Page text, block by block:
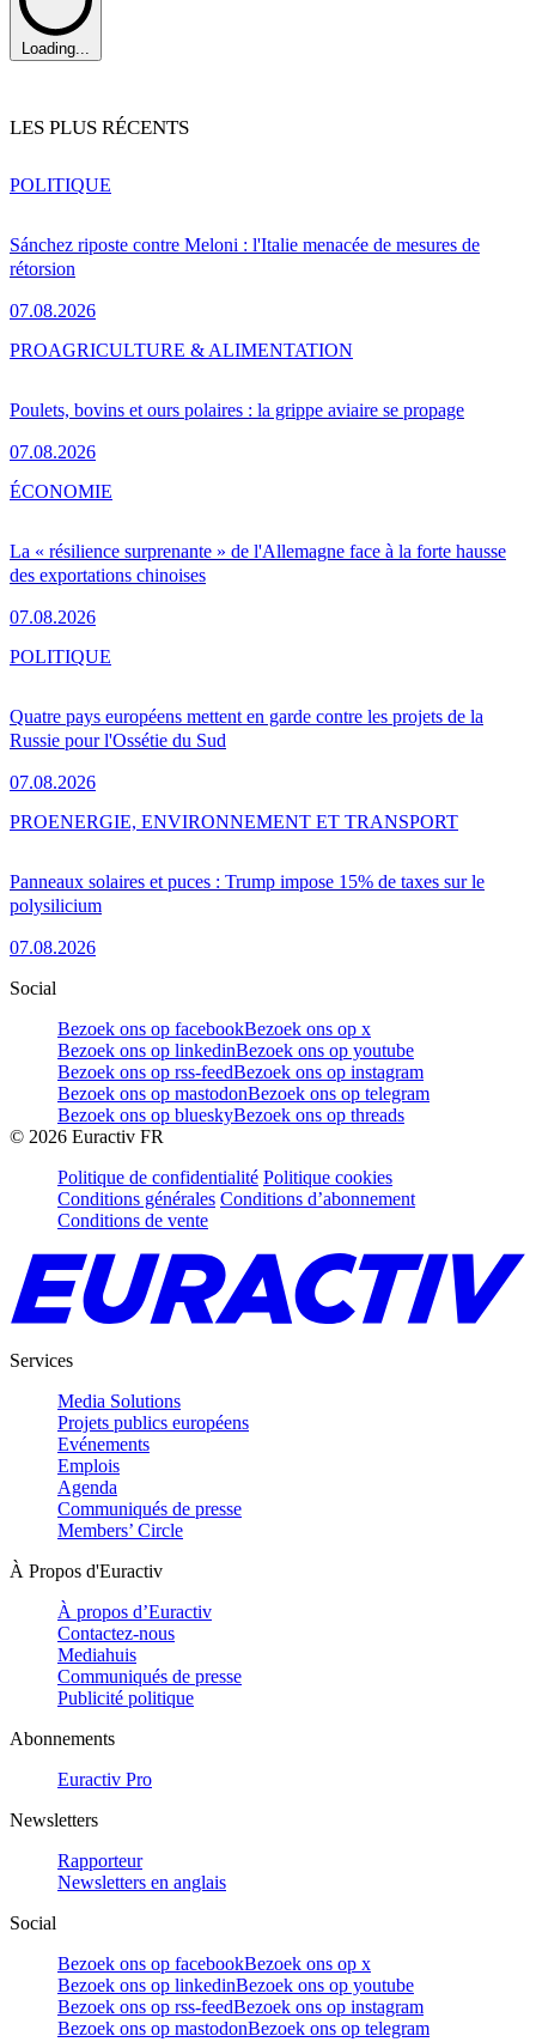
Loading...
LES PLUS RÉCENTS
Sánchez riposte contre Meloni : l'Italie menacée de mesures de
rétorsion
07.08.2026
POLITIQUE
Poulets, bovins et ours polaires : la grippe aviaire se propage
07.08.2026
PROAGRICULTURE & ALIMENTATION
La « résilience surprenante » de l'Allemagne face à la forte hausse
des exportations chinoises
07.08.2026
ÉCONOMIE
Quatre pays européens mettent en garde contre les projets de la
Russie pour l'Ossétie du Sud
07.08.2026
POLITIQUE
Panneaux solaires et puces : Trump impose 15% de taxes sur le
polysilicium
07.08.2026
PROENERGIE, ENVIRONNEMENT ET TRANSPORT
Social
Bezoek ons op facebookBezoek ons op x
Bezoek ons op linkedinBezoek ons op youtube
Bezoek ons op rss-feedBezoek ons op instagram
Bezoek ons op mastodonBezoek ons op telegram
Bezoek ons op blueskyBezoek ons op threads
© 2026 Euractiv FR
Politique de confidentialité Politique cookies
Conditions générales Conditions d’abonnement
Conditions de vente
Services
Media Solutions
Projets publics européens
Evénements
Emplois
Agenda
Communiqués de presse
Members’ Circle
À Propos d'Euractiv
À propos d’Euractiv
Contactez-nous
Mediahuis
Communiqués de presse
Publicité politique
Abonnements
Euractiv Pro
Newsletters
Rapporteur
Newsletters en anglais
Social
Bezoek ons op facebookBezoek ons op x
Bezoek ons op linkedinBezoek ons op youtube
Bezoek ons op rss-feedBezoek ons op instagram
Bezoek ons op mastodonBezoek ons op telegram